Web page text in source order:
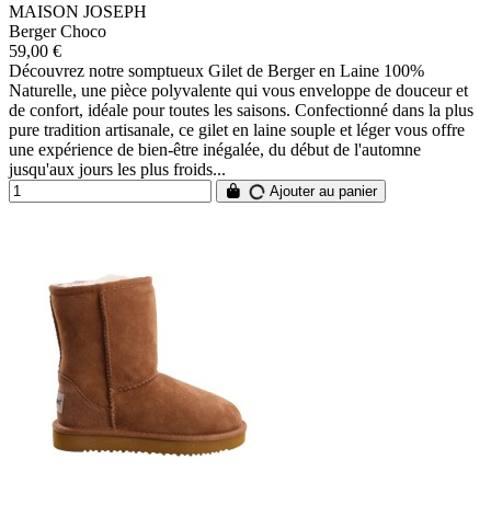
MAISON JOSEPH
Berger Choco
59,00 €
Découvrez notre somptueux Gilet de Berger en Laine 100%
Naturelle, une pièce polyvalente qui vous enveloppe de douceur et
de confort, idéale pour toutes les saisons. Confectionné dans la plus
pure tradition artisanale, ce gilet en laine souple et léger vous offre
une expérience de bien-être inégalée, du début de l'automne
jusqu'aux jours les plus froids...
Ajouter au panier